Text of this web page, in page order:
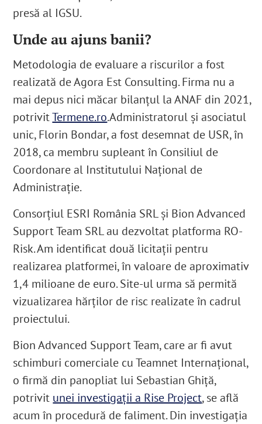
presă al IGSU.
Unde au ajuns banii?
Metodologia de evaluare a riscurilor a fost
realizată de Agora Est Consulting. Firma nu a
mai depus nici măcar bilanțul la ANAF din 2021,
potrivitTermene.ro.Administratorul și asociatul
unic, Florin Bondar, a fost desemnat de USR, în
2018, ca membru supleant în Consiliul de
Coordonare al Institutului Național de
Administrație.
Consorțiul ESRI România SRL şi Bion Advanced
Support Team SRL au dezvoltat platforma RO-
Risk. Am identificat două licitații pentru
realizarea platformei, în valoare de aproximativ
1,4 milioane de euro. Site-ul urma să permită
vizualizarea hărților de risc realizate în cadrul
proiectului.
Bion Advanced Support Team, care ar fi avut
schimburi comerciale cu Teamnet Internațional,
o firmă din panopliat lui Sebastian Ghiță,
potrivit unei investigații a Rise Project, se află
acum în procedură de faliment.Din investigația